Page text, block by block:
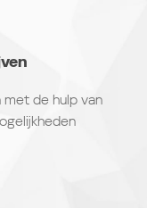
de hulp van